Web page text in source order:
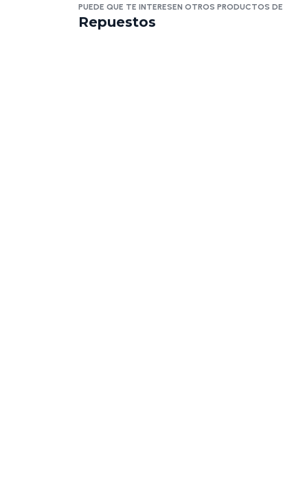
PUEDE QUE TE INTERESEN OTROS PRODUCTOS DE
Repuestos